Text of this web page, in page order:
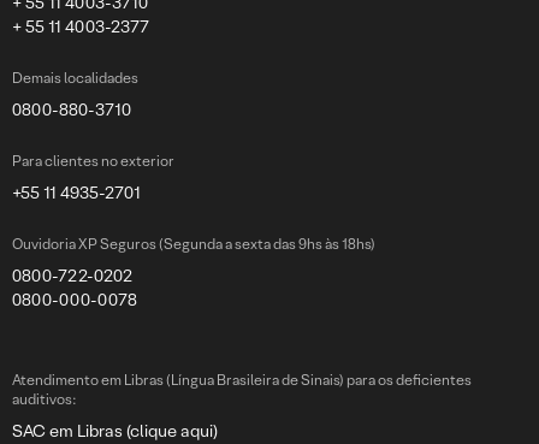
+ 55 11 4003-2377
Demais localidades
0800-880-3710
Para clientes no exterior
+55 11 4935-2701
Ouvidoria XP Seguros (Segunda a sexta das 9hs às 18hs)
0800-722-0202
0800-000-0078
Atendimento em Libras (Língua Brasileira de Sinais) para os deficientes
auditivos:
SAC em Libras (clique aqui)